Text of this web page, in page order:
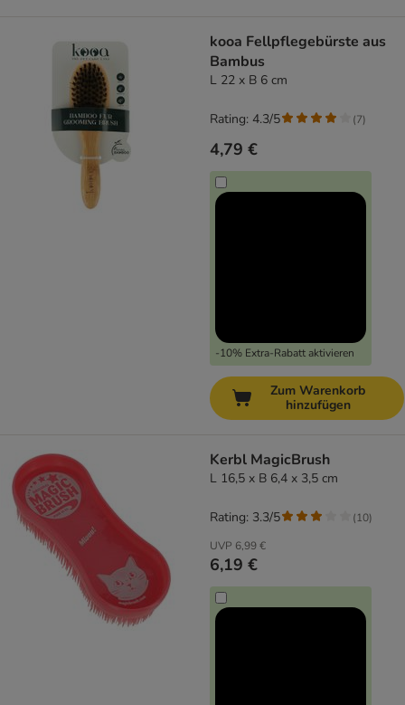
kooa Fellpflegebürste aus
Bambus
L 22 x B 6 cm
4,79 €
-10% Extra-Rabatt aktivieren
Rating: 4.3/5 (7)
Zum Warenkorb
hinzufügen
Kerbl MagicBrush
L 16,5 x B 6,4 x 3,5 cm
UVP 6,99 €
6,19 €
Rating: 3.3/5 (10)